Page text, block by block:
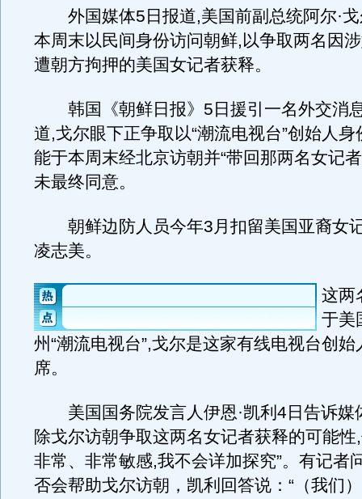
外国媒体5日报道,美国前副总统阿尔·戈
本周末以民间身份访问朝鲜,以争取两名因
遭朝方拘押的美国女记者获释。
韩国《朝鲜日报》5日援引一名外交消
道,戈尔眼下正争取以“潮流电视台”创始人
能于本周末经北京访朝并“带回那两名女记
未最终同意。
朝鲜边防人员今年3月扣留美国亚裔女
凌志美。
这两
于美
州“潮流电视台”,戈尔是这家有线电视台创
席。
美国国务院发言人伊恩·凯利4日告诉媒
除戈尔访朝争取这两名女记者获释的可能性
非常、非常敏感,我不会详加探究”。有记者
否会帮助戈尔访朝，凯利回答说：“（我们